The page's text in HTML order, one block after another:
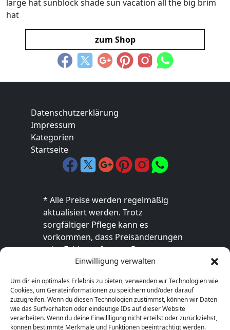
Einwilligung verwalten
Um dir ein optimales Erlebnis zu bieten, verwenden wir Technologien wie
Cookies, um Geräteinformationen zu speichern und/oder darauf
zuzugreifen. Wenn du diesen Technologien zustimmst, können wir Daten
wie das Surfverhalten oder eindeutige IDs auf dieser Website
verarbeiten. Wenn du deine Einwillligung nicht erteilst oder zurückziehst,
können bestimmte Merkmale und Funktionen beeinträchtigt werden.
large hat sunblock shade sun vacation all the big brim
hat
zum Shop
Datenschutzerklärung
Impressum
Kategorien
Startseite
* Alle Preise werden regelmäßig
aktualisiert werden. Trotz
sorgfältiger Pflege kann es
vorkommen, dass Preisänderungen
oder Fehler auftreten. Der
endgültige Preis sowie die
ausschließlich im jeweiligen Online-
Shop des Anbieters verbindlich. Bitte
überprüfe den Preis vor dem Kauf
direkt beim Händler.